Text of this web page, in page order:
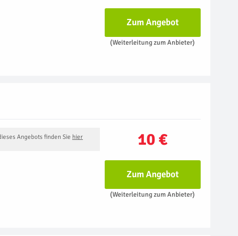
Zum Angebot
(Weiterleitung zum Anbieter)
10 €
Angebots finden Sie hier
Zum Angebot
(Weiterleitung zum Anbieter)